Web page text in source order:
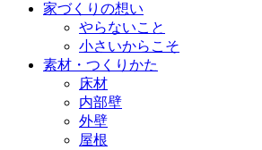
家づくりの想い
やらないこと
小さいからこそ
素材・つくりかた
床材
内部壁
外壁
屋根